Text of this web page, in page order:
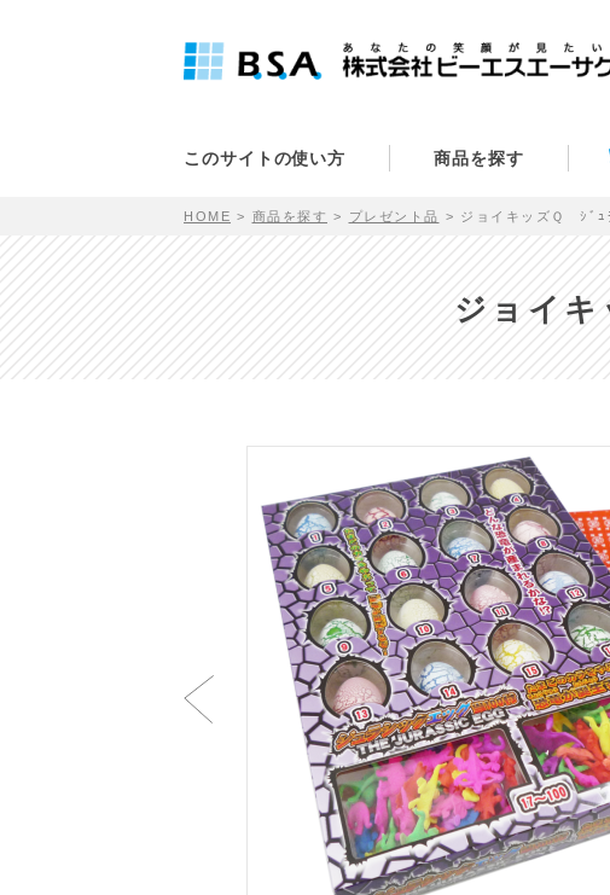
このサイトの使い方 商品を探す
HOME 商品を探す プレゼント品 ジョイキッズＱ ｼﾞ
ジョイ